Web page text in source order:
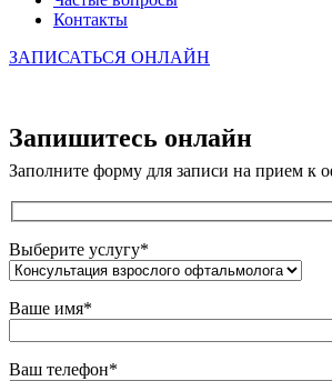
Контакты
ЗАПИСАТЬСЯ ОНЛАЙН
Запишитесь онлайн
Заполните форму для записи на прием к
Выберите услугу*
Ваше имя*
Ваш телефон*